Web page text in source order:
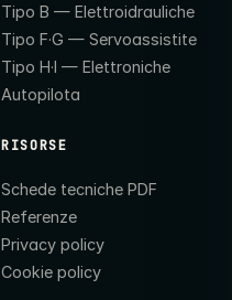
Tipo B — Elettroidrauliche
Tipo F·G — Servoassistite
Tipo H·I — Elettroniche
Autopilota
RISORSE
Schede tecniche PDF
Referenze
Privacy policy
Cookie policy